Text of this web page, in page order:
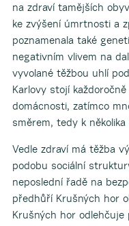
na zdraví tamějších
ke zvýšení úmrtnosti a
poznamenala také
negativním vlivem na
vyvolané těžbou uhlí
Karlovy stojí
domácnosti, zatímco
směrem, tedy k
Vedle zdraví má těžba
podobu sociální
neposlední řadě na
předhůří Krušných hor
Krušných hor